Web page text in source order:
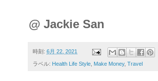
@ Jackie San
時刻: 6月 22, 2021
ラベル: Health Life Style Make Money, Travel